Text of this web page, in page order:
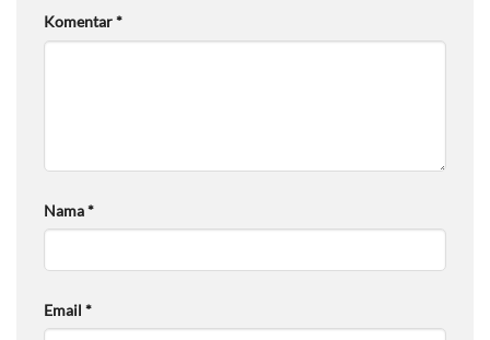
Komentar*
Nama*
Email *